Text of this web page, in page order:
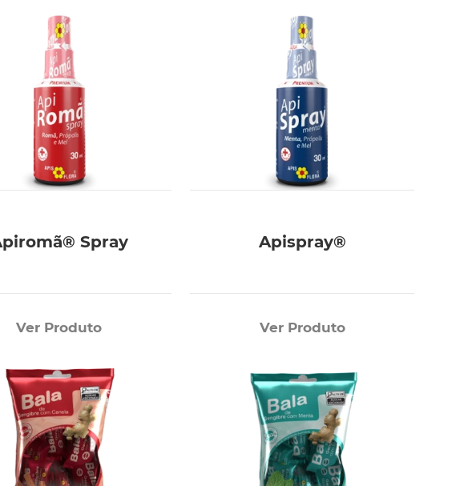
Spray
Ver Produto
Apispray®
Ver Produto